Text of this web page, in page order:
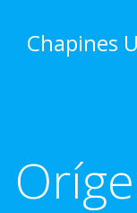
Chapines